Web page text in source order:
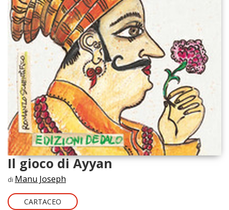
Il gioco di Ayyan
di Manu Joseph
CARTACEO